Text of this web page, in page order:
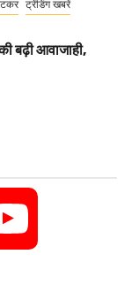
ट्रेंडिंग खबरें
बढ़ी आवाजाही,